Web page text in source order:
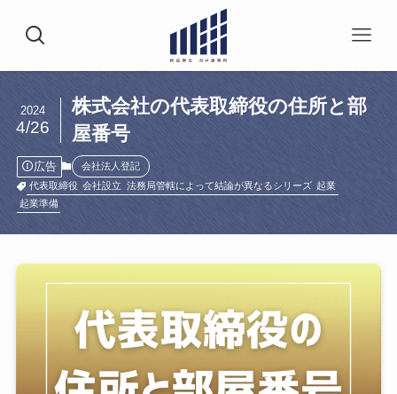
株式会社の代表取締役の住所と部
屋番号
2024
4/26
広告
会社法人登記
代表取締役 会社設立 法務局管轄によって結論が異なるシリーズ 起業
起業準備